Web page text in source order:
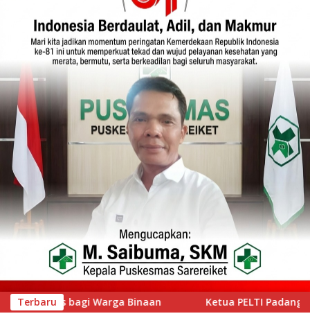
Terbaru
PELTI Padang Prof Ahmad Wira Buka Iwan Tennis Club